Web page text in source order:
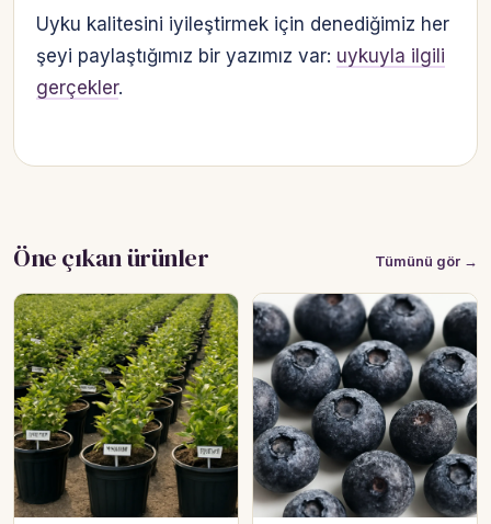
Uyku kalitesini iyileştirmek için denediğimiz her
şeyi paylaştığımız bir yazımız var: uykuyla ilgili
gerçekler.
Öne çıkan ürünler Tümünü gör →